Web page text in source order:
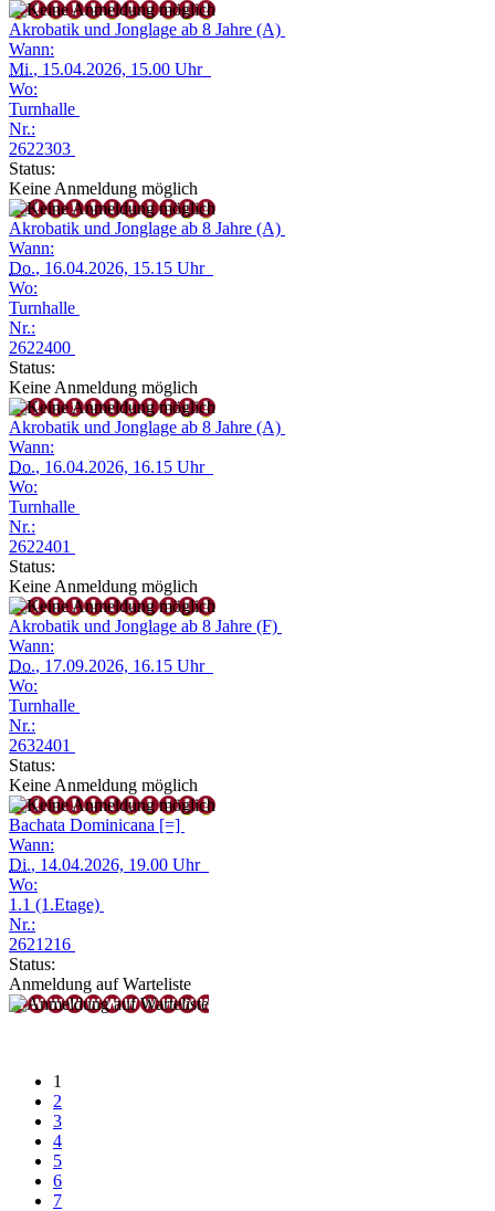
Akrobatik und Jonglage ab 8 Jahre (A)
Wann:
Mi., 15.04.2026, 15.00 Uhr
Wo:
Turnhalle
Nr.:
2622303
Status:
Keine Anmeldung möglich
Akrobatik und Jonglage ab 8 Jahre (A)
Wann:
Do., 16.04.2026, 15.15 Uhr
Wo:
Turnhalle
Nr.:
2622400
Status:
Keine Anmeldung möglich
Akrobatik und Jonglage ab 8 Jahre (A)
Wann:
Do., 16.04.2026, 16.15 Uhr
Wo:
Turnhalle
Nr.:
2622401
Status:
Keine Anmeldung möglich
Akrobatik und Jonglage ab 8 Jahre (F)
Wann:
Do., 17.09.2026, 16.15 Uhr
Wo:
Turnhalle
Nr.:
2632401
Status:
Keine Anmeldung möglich
Bachata Dominicana [=]
Wann:
Di., 14.04.2026, 19.00 Uhr
Wo:
1.1 (1.Etage)
Nr.:
2621216
Status:
Anmeldung auf Warteliste
1
2
3
4
5
6
7